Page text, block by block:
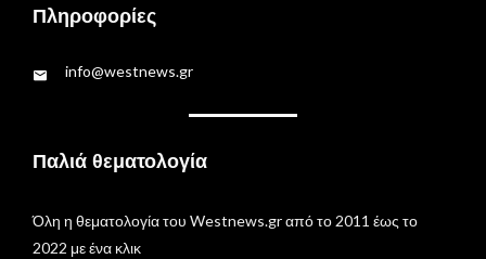
Πληροφορίες
info@westnews.gr
Παλιά θεματολογία
Όλη η θεματολογία του Westnews.gr από το 2011 έως το
2022 με ένα κλικ